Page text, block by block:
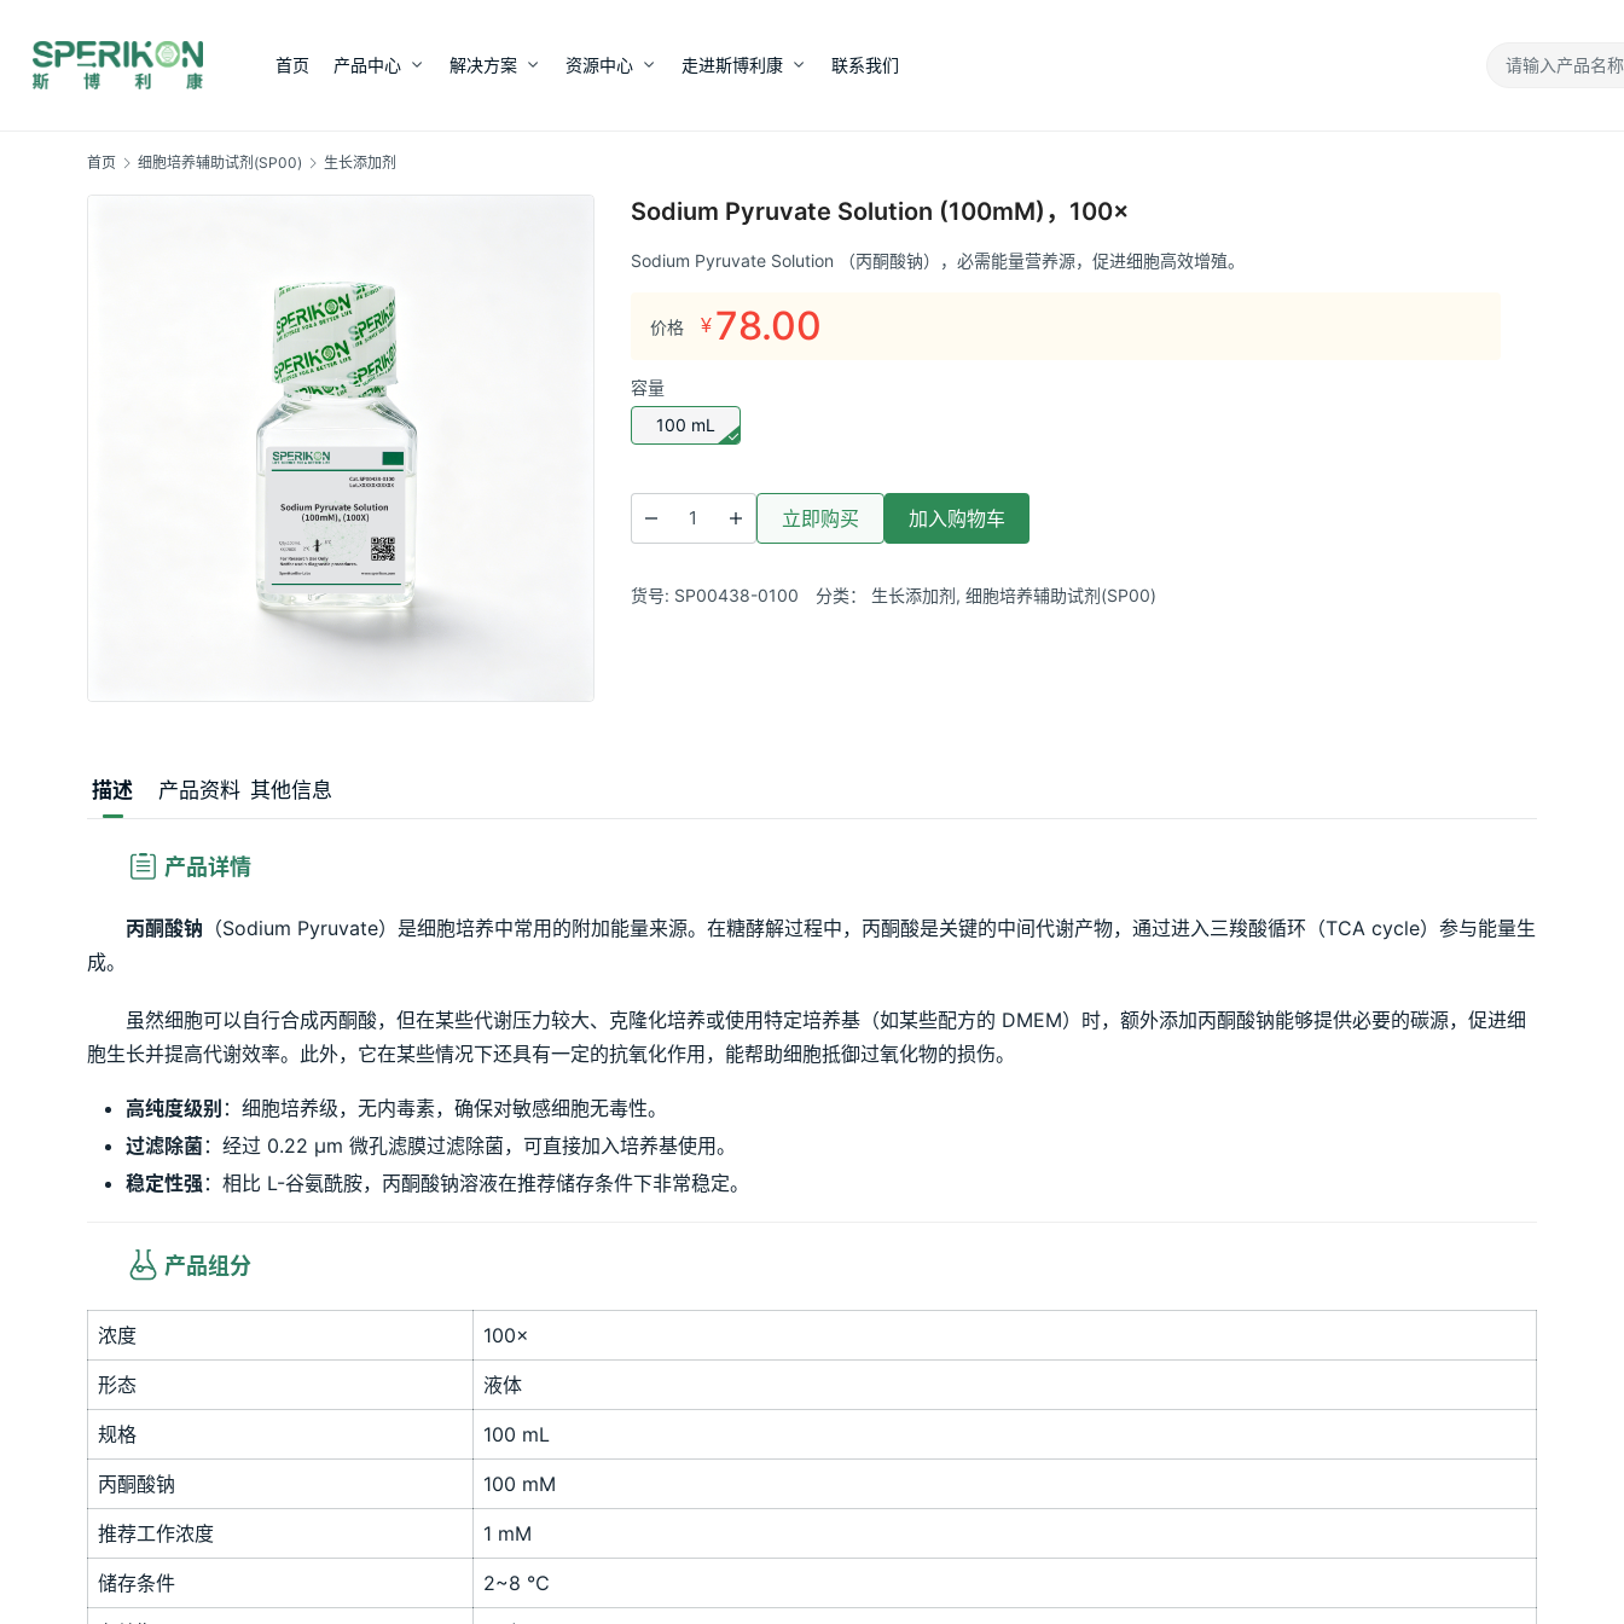
首页 产品中心 解决方案 资源中心 走进斯博利康 联系我们
首页 细胞培养辅助试剂(SP00) 生长添加剂
Sodium Pyruvate Solution (100mM)，100×
Sodium Pyruvate Solution （丙酮酸钠），必需能量营养源，促进细胞高效增殖。
价格 ¥ 78.00
容量
100 mL
立即购买 加入购物车
货号: SP00438-0100 分类： 生长添加剂, 细胞培养辅助试剂(SP00)
描述 产品资料 其他信息
产品详情
丙酮酸钠 （Sodium Pyruvate）是细胞培养中常用的附加能量来源。在糖酵解过程中，丙酮酸是关键的中间代谢产物，通过进入三羧酸循环（TCA cycle）参与能量生
成。
虽然细胞可以自行合成丙酮酸，但在某些代谢压力较大、克隆化培养或使用特定培养基（如某些配方的 DMEM）时，额外添加丙酮酸钠能够提供必要的碳源，促进细
胞生长并提高代谢效率。此外，它在某些情况下还具有一定的抗氧化作用，能帮助细胞抵御过氧化物的损伤。
高纯度级别 ：细胞培养级，无内毒素，确保对敏感细胞无毒性。
过滤除菌：经过 0.22 μm 微孔滤膜过滤除菌，可直接加入培养基使用。
稳定性强 ：相比 L-谷氨酰胺，丙酮酸钠溶液在推荐储存条件下非常稳定。
产品组分
浓度 100×
形态 液体
规格 100 mL
丙酮酸钠 100 mM
推荐工作浓度 1 mM
储存条件 2~8 ℃